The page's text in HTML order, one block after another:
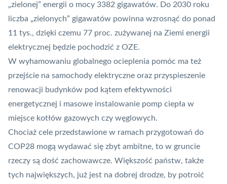
„zielonej” energii o mocy 3382 gigawatów. Do 2030 roku
liczba „zielonych” gigawatów powinna wzrosnąć do ponad
11 tys., dzięki czemu 77 proc. zużywanej na Ziemi energii
elektrycznej będzie pochodzić z OZE.
W wyhamowaniu globalnego ocieplenia pomóc ma też
przejście na samochody elektryczne oraz przyspieszenie
renowacji budynków pod kątem efektywności
energetycznej i masowe instalowanie pomp ciepła w
miejsce kotłów gazowych czy węglowych.
Chociaż cele przedstawione w ramach przygotowań do
COP28 mogą wydawać się zbyt ambitne, to w gruncie
rzeczy są dość zachowawcze. Większość państw, także
tych największych, już jest na dobrej drodze, by potroić